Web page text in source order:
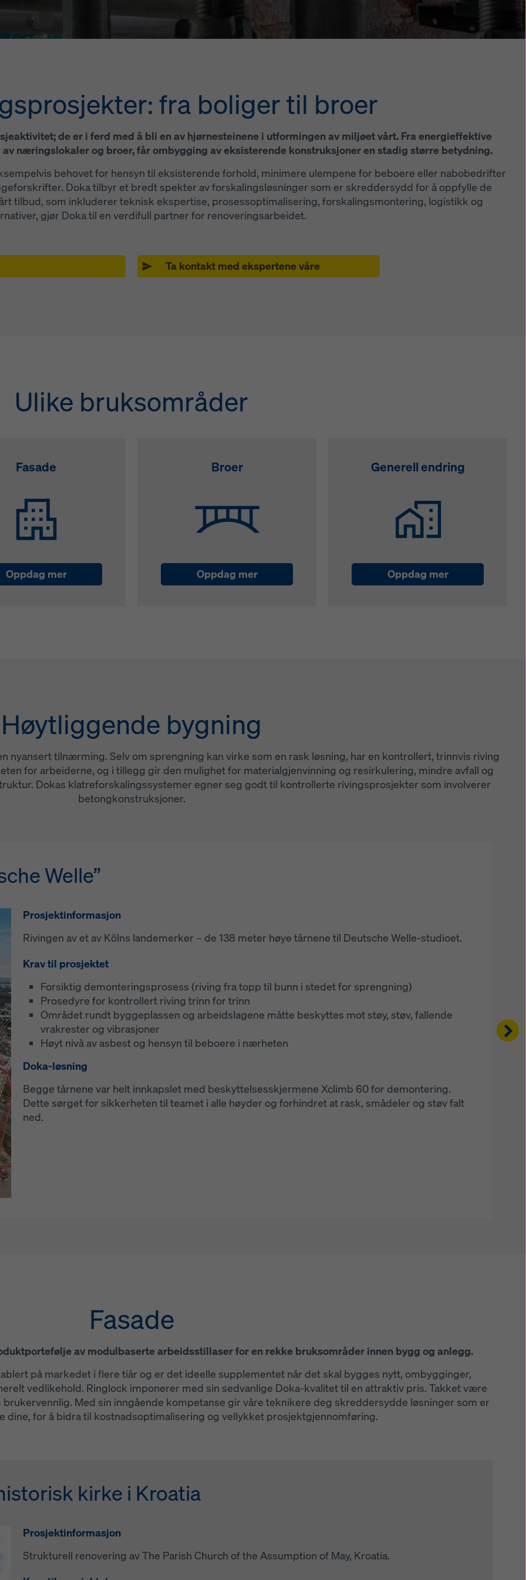
fra boliger til broer
de er i ferd med å bli en av hjørnesteinene i utformingen av miljøet vårt. Fra energieffektive
næringslokaler og broer, får ombygging av eksisterende konstruksjoner en stadig større betydning.
behovet for hensyn til eksisterende forhold, minimere ulempene for beboere eller nabobedrifter
Doka tilbyr et bredt spekter av forskalingsløsninger som er skreddersydd for å oppfylle de
tilbud, som inkluderer teknisk ekspertise, prosessoptimalisering, forskalingsmontering, logistikk og
gjør Doka til en verdifull partner for renoveringsarbeidet.
Ta kontakt med ekspertene våre
Ulike bruksområder
Fasade
Oppdag mer
Broer
Oppdag mer
Generell endring
Oppdag mer
Høytliggende bygning
nyansert tilnærming. Selv om sprengning kan virke som en rask løsning, har en kontrollert, trinnvis riving
for arbeiderne, og i tillegg gir den mulighet for materialgjenvinning og resirkulering, mindre avfall og
Dokas klatreforskalingssystemer egner seg godt til kontrollerte rivingsprosjekter som involverer
betongkonstruksjoner.
Welle”
Prosjektinformasjon
Rivingen av et av Kölns landemerker – de 138 meter høye tårnene til Deutsche Welle-studioet.
Krav til prosjektet
Forsiktig demonteringsprosess (riving fra topp til bunn i stedet for sprengning)
Prosedyre for kontrollert riving trinn for trinn
Området rundt byggeplassen og arbeidslagene måtte beskyttes mot støy, støv, fallende
vrakrester og vibrasjoner
Høyt nivå av asbest og hensyn til beboere i nærheten
Doka-løsning
Begge tårnene var helt innkapslet med beskyttelsesskjermene Xclimb 60 for demontering.
Dette sørget for sikkerheten til teamet i alle høyder og forhindret at rask, smådeler og støv falt
ned.
tårnet
Krav til prosjektet
Plattformer for fjerning av gamle fasadeelementer.
PH 3: Arbeidsplattform for montering av nye fasadeelementer.
Mulighet for å jobbe med alle 3 fasene parallelt, Korte krantider
Doka-løsning
For å kunne transportere de prefabrikkerte elementene som veier opptil 5 tonn på en sikker
måte, utviklet Dokas ingeniører og prosjektteamet fra Ed. Züblin AG et konsept med
60 Protection Screen med Xbright rundt bygningskonstruksjonen brukt, som klatrer fra topp
til bunn.
i Budapest
Prosjektinformasjon
Vannverkets hovedkontor Budapest, Ungarn
490 m² per etasje
Krav til prosjektet
Sikkerhet først! Svært høye sikkerhetskrav
Helautomatisk system for nedklatring
Opphengspunkter under betongdekkene
Doka-løsning
For sikker demontering ble bygningen fullstendig omsluttet av automatiske Xclimb 60-
beskyttelsesskjermer. Dette systemet sikret arbeiderne i alle høyder, og stoppet fallende rask,
smådeler og støv.
Right
Fasade
av modulbaserte arbeidsstillaser for en rekke bruksområder innen bygg og anlegg.
på markedet i flere tiår og er det ideelle supplementet når det skal bygges nytt, ombygginger,
vedlikehold. Ringlock imponerer med sin sedvanlige Doka-kvalitet til en attraktiv pris. Takket være
Med sin inngående kompetanse gir våre teknikere deg skreddersydde løsninger som er
dine, for å bidra til kostnadsoptimalisering og vellykket prosjektgjennomføring.
kirke i Kroatia
Prosjektinformasjon
Strukturell renovering av The Parish Church of the Assumption of May, Kroatia.
Østerrike
Prosjektinformasjon
Renovering av taket og deler av fasaden på to 25 meter høye boligblokker i Gmunden i
(avanserte innstillinger for informasjonskapsler).